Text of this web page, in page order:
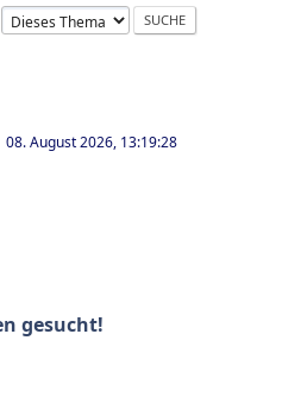
08. August 2026, 13:19:28
gesucht!